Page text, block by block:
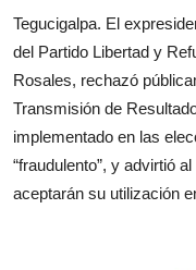
Tegucigalpa. El
del Partido Libertad y
Rosales, rechazó
Transmisión de
implementado en las
“fraudulento”, y advirtió
aceptarán su utilización